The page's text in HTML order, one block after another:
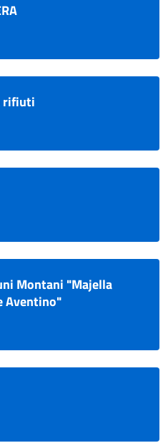
rifiuti
Montani "Majella
Aventino"